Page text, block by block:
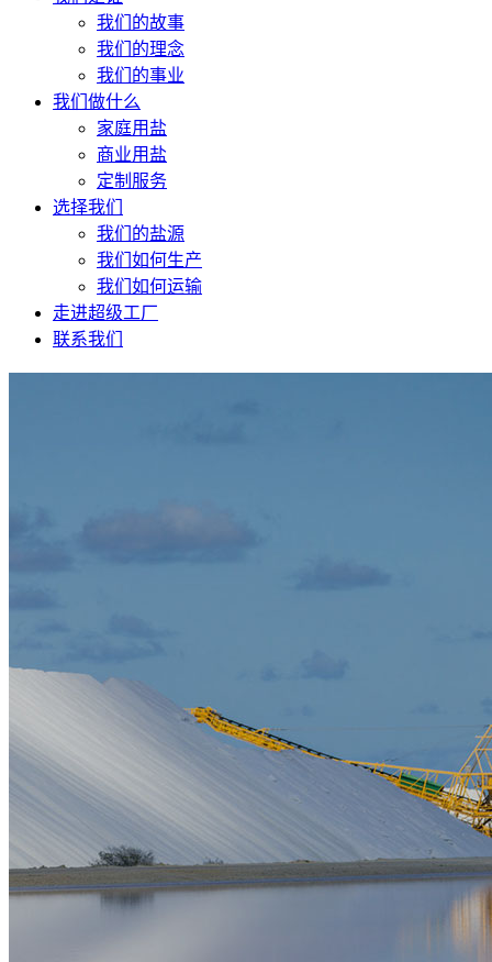
我们的故事
我们的理念
我们的事业
我们做什么
家庭用盐
商业用盐
定制服务
选择我们
我们的盐源
我们如何生产
我们如何运输
走进超级工厂
联系我们